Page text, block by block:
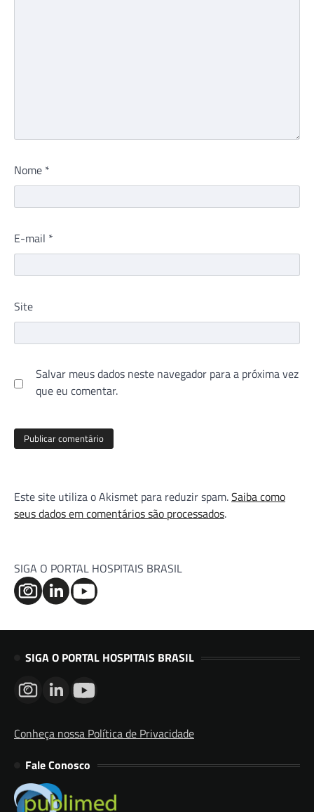
Nome *
E-mail *
Site
Salvar meus dados neste navegador para a próxima vez
que eu comentar.
Este site utiliza o Akismet para reduzir spam.Saiba como
seus dados em comentários são processados.
SIGA O PORTAL HOSPITAIS BRASIL
SIGA O PORTAL HOSPITAIS BRASIL
Conheça nossa Política de Privacidade
Fale Conosco